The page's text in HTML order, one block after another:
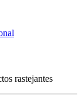
rastejantes